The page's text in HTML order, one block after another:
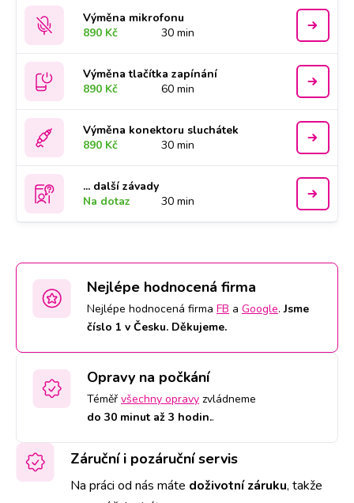
Výměna mikrofonu
890 Kč
30 min
Výměna tlačítka zapínání
890 Kč
60 min
Výměna konektoru sluchátek
890 Kč
30 min
... další závady
Na dotaz
30 min
Nejlépe hodnocená firma
Nejlépe hodnocená firma FB a Google.Jsme
číslo 1 v Česku. Děkujeme.
Opravy na počkání
Téměř všechny opravy zvládneme
do 30 minut až 3 hodin..
Záruční i pozáruční servis
Na práci od nás máte doživotní záruku, takže